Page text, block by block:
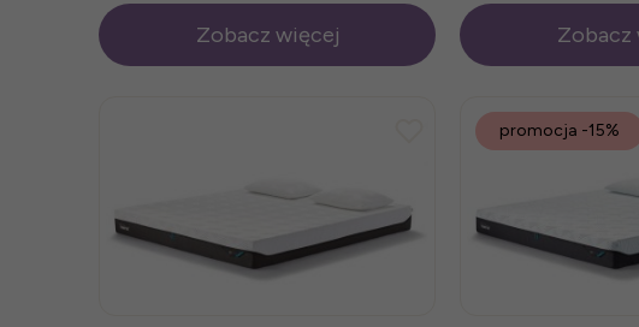
Zobacz więcej Zobacz
promocja -15%